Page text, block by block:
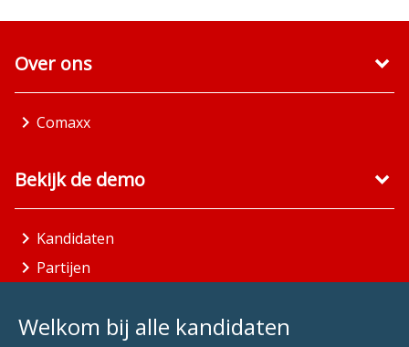
Welkom bij alle kandidaten
Over ons
Comaxx
Bekijk de demo
Kandidaten
Partijen
Aandachtsgebieden